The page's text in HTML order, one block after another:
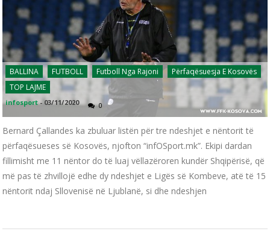
BALLINA FUTBOLL Futboll Nga Rajoni
Përfaqësuesja E Kosovës
TOP LAJME
infosport - 03/11/2020 0
Bernard Çallandes ka zbuluar listën për tre ndeshjet e nëntorit të
përfaqësueses së Kosovës, njofton “infOSport.mk”. Ekipi dardan
fillimisht me 11 nëntor do të luaj vëllazëroren kundër Shqipërisë, që
më pas të zhvillojë edhe dy ndeshjet e Ligës së Kombeve, atë të 15
nëntorit ndaj Sllovenisë në Ljublanë, si dhe ndeshjen